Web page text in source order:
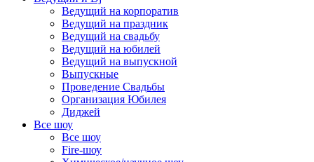
Ведущий на корпоратив
Ведущий на праздник
Ведущий на свадьбу
Ведущий на юбилей
Ведущий на выпускной
Выпускные
Проведение Свадьбы
Организация Юбилея
Диджей
Все шоу
Все шоу
Fire-шоу